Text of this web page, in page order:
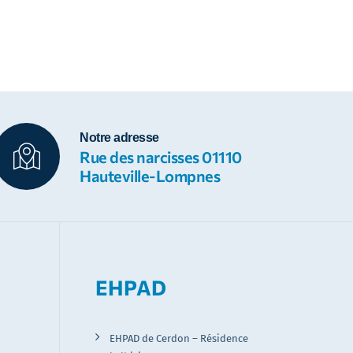
Notre adresse
Rue des narcisses 01110
Hauteville-Lompnes
EHPAD
EHPAD de Cerdon – Résidence